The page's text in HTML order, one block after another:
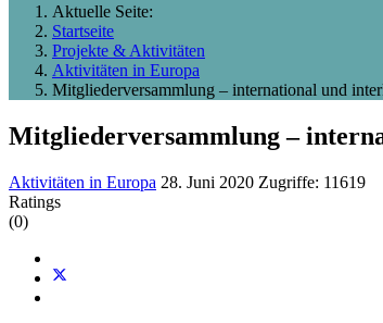
Aktuelle Seite:
Startseite
Projekte & Aktivitäten
Aktivitäten in Europa
Mitgliederversammlung – international und
Mitgliederversammlung –
Aktivitäten in Europa 28. Juni 2020 Zugriffe: 11619
Ratings
(0)